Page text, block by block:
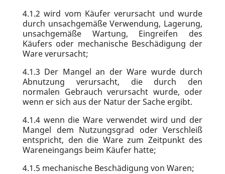
4.1.2wird vom Käufer verursacht und wurde
durch unsachgemäße Verwendung, Lagerung,
unsachgemäße Wartung, Eingreifen des
Käufers oder mechanische Beschädigung der
Ware verursacht;
4.1.3 Der Mangel an der Ware wurde durch
Abnutzung verursacht, die durch den
normalen Gebrauch verursacht wurde, oder
wenn er sich aus der Natur der Sache ergibt.
4.1.4 wenn die Ware verwendet wird und der
Mangel dem Nutzungsgrad oder Verschleiß
entspricht, den die Ware zum Zeitpunkt des
Wareneingangs beim Käufer hatte;
4.1.5 mechanische Beschädigung von Waren;